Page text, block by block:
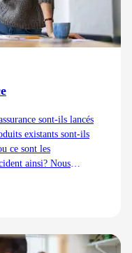
sont-ils lancés
existants sont-ils
ce sont les
ainsi? Nous